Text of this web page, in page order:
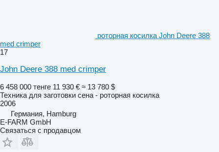
роторная косилка John Deere 388
med crimper
17
John Deere 388 med crimper
6 458 000 тенге 11 930 € ≈ 13 780 $
Техника для заготовки сена - роторная косилка
2006
Германия, Hamburg
E-FARM GmbH
Связаться с продавцом